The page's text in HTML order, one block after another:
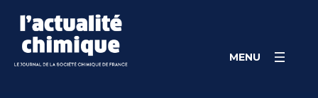
content
MENU